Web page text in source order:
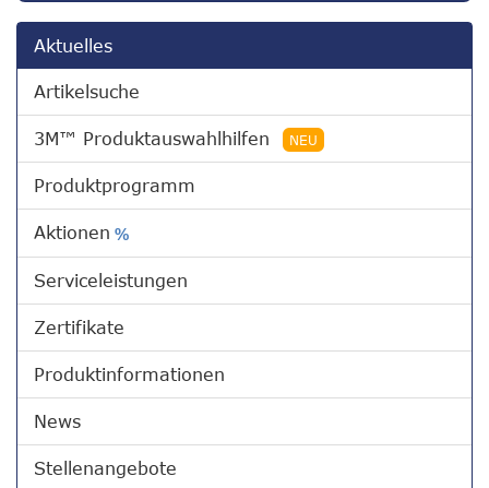
Aktuelles
Artikelsuche
3M™ Produktauswahlhilfen NEU
Produktprogramm
Aktionen %
Serviceleistungen
Zertifikate
Produktinformationen
News
Stellenangebote